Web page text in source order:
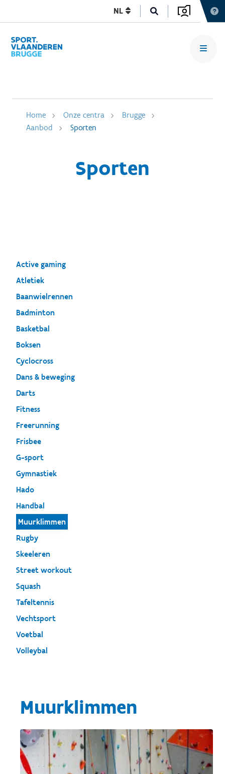
NL
Home Onze centra
Brugge
Aanbod
Sporten
Sporten
Active gaming
Atletiek
Baanwielrennen
Badminton
Basketbal
Boksen
Cyclocross
Dans & beweging
Darts
Fitness
Freerunning
Frisbee
G-sport
Gymnastiek
Hado
Handbal
Muurklimmen
Rugby
Skeeleren
Street workout
Squash
Tafeltennis
Vechtsport
Voetbal
Volleybal
Muurklimmen